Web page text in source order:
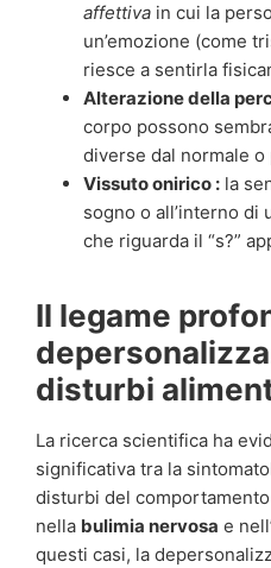
affettiva in cui la
un’emozione (come
riesce a sentirla
Alterazione della
corpo possono
diverse dal normale
Vissuto onirico : la
sogno o all’interno di
che riguarda il “s?”
Il legame
disturbi
La ricerca scientifica ha
significativa tra la
disturbi del
nella bulimia nervosa e
questi casi, la